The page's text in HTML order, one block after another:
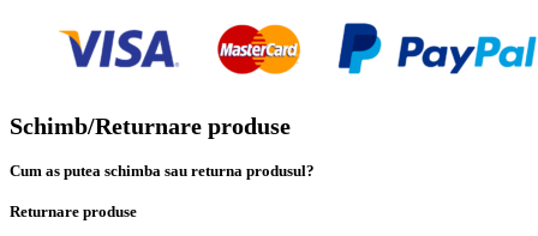
Schimb/Returnare produse
Cum as putea schimba sau returna produsul?
Returnare produse